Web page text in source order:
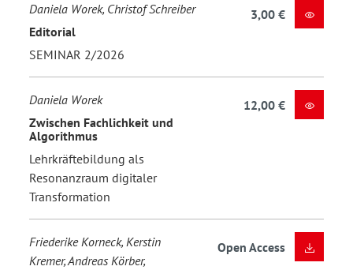
Daniela Worek, Christof Schreiber
Editorial
SEMINAR 2/2026
3,00 €
Daniela Worek
Zwischen Fachlichkeit und
Algorithmus
Lehrkräftebildung als
Resonanzraum digitaler
Transformation
12,00 €
Friederike Korneck, Kerstin
Kremer, Andreas Körber,
Open Access